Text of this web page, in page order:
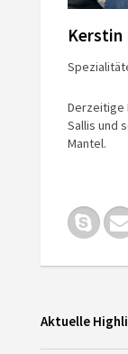
Kerstin
Derzeitige
Sallis und
Mantel.
Aktuelle